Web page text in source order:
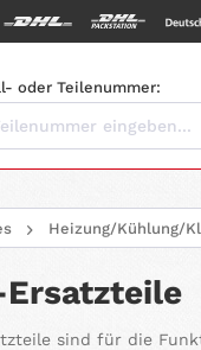
oder Teilenummer:
Heizung/Kühlung/
Ersatzteile
sind für die